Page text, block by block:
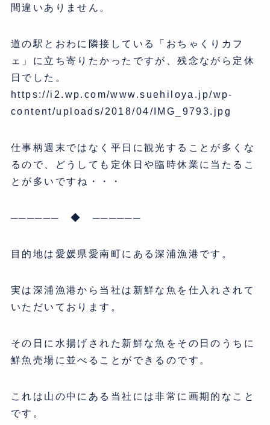
間違いありません。
道の駅とおわに隣接している「おちゃくりカフ
ェ」に立ち寄りたかったですが、残念ながら定休
日でした。
https://i2.wp.com/www.suehiloya.jp/wp-
content/uploads/2018/04/IMG_9793.jpg
仕事柄週末ではなく平日に観光することが多くな
るので、どうしても定休日や臨時休業に当たるこ
とが多いですね・・・
────── ◆ ──────
目的地は愛媛県愛南町にある深浦漁港です。
実は深浦漁港から当社は新鮮な魚を仕入れされて
いただいております。
その日に水揚げされた新鮮な魚をその日のうちに
鮮魚売場に並べることができるのです。
これは山の中にある当社には非常に画期的なこと
です。